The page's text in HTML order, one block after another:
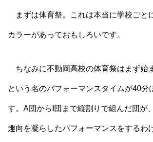
まずは体育祭。これは本当に学校ごと
カラーがあっておもしろいです。
ちなみに不動岡高校の体育祭はまず始
という名のパフォーマンスタイムが40分
す。A団からI団まで縦割りで組んだ団が
趣向を凝らしたパフォーマンスをするわ